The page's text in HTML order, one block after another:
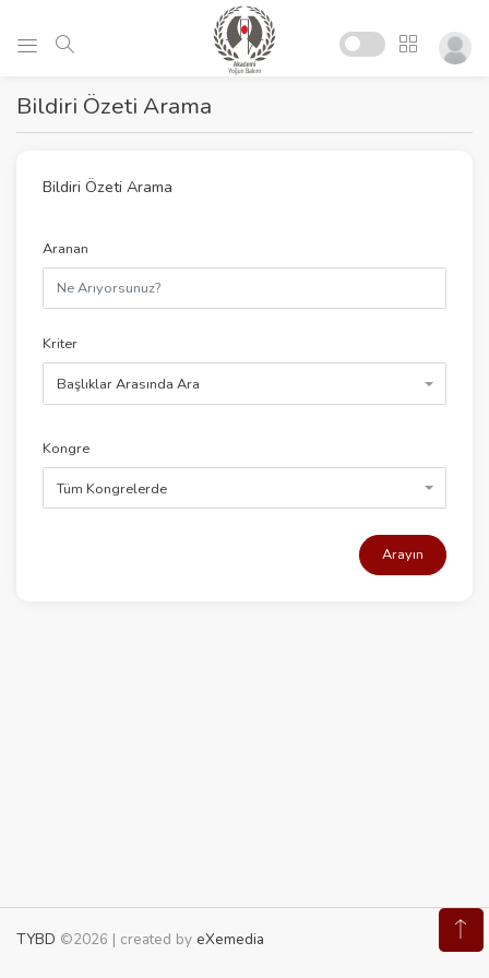
Bildiri Özeti Arama
Bildiri Özeti Arama
Aranan
Kriter
Başlıklar Arasında Ara
Kongre
Tüm Kongrelerde
Arayın
TYBD ©2026 | created by eXemedia